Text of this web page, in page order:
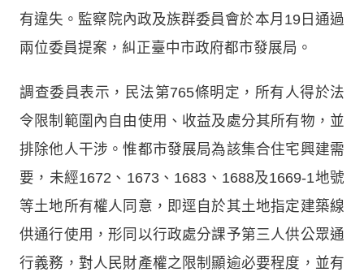
有違失。監察院內政及族群委員會於本月19日通過
兩位委員提案，糾正臺中市政府都市發展局。
調查委員表示，民法第765條明定，所有人得於法
令限制範圍內自由使用、收益及處分其所有物，並
排除他人干涉。惟都市發展局為該集合住宅興建需
要，未經1672、1673、1683、1688及1669-1地號
等土地所有權人同意，即逕自於其土地指定建築線
供通行使用，形同以行政處分課予第三人供公眾通
行義務，對人民財產權之限制顯逾必要程度，並有